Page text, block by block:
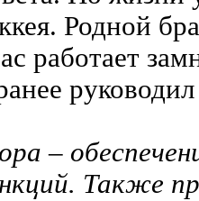
Родной
работает
–
Также